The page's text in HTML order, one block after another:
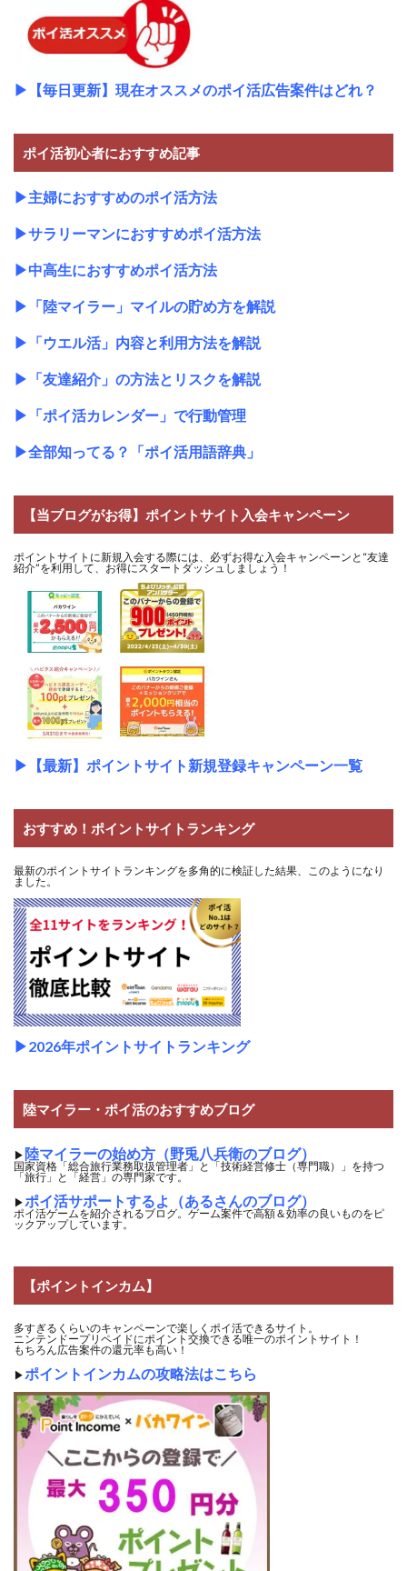
▶ 【毎日更新】現在オススメのポイ活広告案件はどれ？
ポイ活初心者におすすめ記事
▶主婦におすすめのポイ活方法
▶サラリーマンにおすすめポイ活方法
▶中高生におすすめポイ活方法
▶ 「陸マイラー」マイルの貯め方を解説
▶ 「ウエル活」内容と利用方法を解説
▶ 「友達紹介」の方法とリスクを解説
▶ 「ポイ活カレンダー」で行動管理
▶全部知ってる？「ポイ活用語辞典」
【当ブログがお得】ポイントサイト入会キャンペーン
ポイントサイトに新規入会する際には、必ずお得な入会キャンペーンと“友達
紹介”を利用して、お得にスタートダッシュしましょう！
▶ 【最新】ポイントサイト新規登録キャンペーン一覧
おすすめ！ポイントサイトランキング
最新のポイントサイトランキングを多角的に検証した結果、このようになり
ました。
▶2026年ポイントサイトランキング
陸マイラー・ポイ活のおすすめブログ
▶陸マイラーの始め方（野兎八兵衛のブログ）
国家資格「総合旅行業務取扱管理者」と「技術経営修士（専門職）」を持つ
「旅行」と「経営」の専門家です。
▶ ポイ活サポートするよ（あるさんのブログ）
ポイ活ゲームを紹介されるブログ。ゲーム案件で高額＆効率の良いものをピ
ックアップしています。
【ポイントインカム】
多すぎるくらいのキャンペーンで楽しくポイ活できるサイト。
ニンテンドープリペイドにポイント交換できる唯一のポイントサイト！
もちろん広告案件の還元率も高い！
▶ ポイントインカムの攻略法はこちら